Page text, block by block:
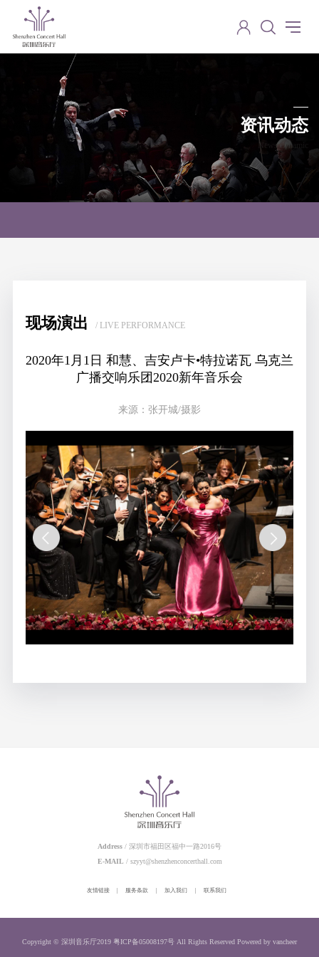
资讯动态
News dynamic
现场演出 / LIVE PERFORMANCE
2020年1月1日 和慧、吉安卢卡•特拉诺瓦 乌克兰
广播交响乐团2020新年音乐会
来源：张开城/摄影
Address / 深圳市福田区福中一路2016号
E-MAIL / szyyt@shenzhenconcerthall.com
友情链接 服务条款 加入我们 联系我们
Copyright © 深圳音乐厅2019 粤ICP备05008197号 All Rights Reserved Powered by vancheer